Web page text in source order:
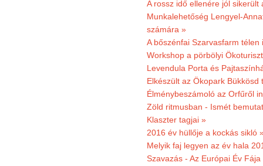
A rossz idő ellenére jól sikerült
Munkalehetőség Lengyel-
számára »
A bőszénfai Szarvasfarm
Workshop a pörbölyi
Levendula Porta és
Elkészült az Ökopark
Élménybeszámoló az Orfűről
Zöld ritmusban - Ismét
Klaszter tagjai »
2016 év hüllője a kockás sikló
Melyik faj legyen az év hala
Szavazás - Az Európai Év